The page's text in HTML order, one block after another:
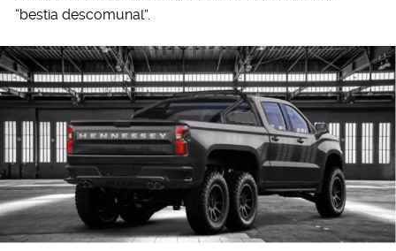
“bestia descomunal”.